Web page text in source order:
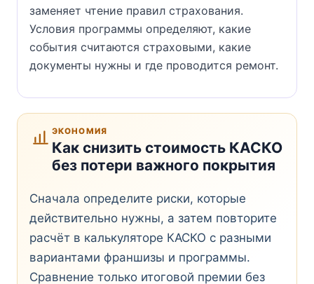
заменяет чтение правил страхования.
Условия программы определяют, какие
события считаются страховыми, какие
документы нужны и где проводится ремонт.
ЭКОНОМИЯ
Как снизить стоимость КАСКО
без потери важного покрытия
Сначала определите риски, которые
действительно нужны, а затем повторите
расчёт в калькуляторе КАСКО с разными
вариантами франшизы и программы.
Сравнение только итоговой премии без